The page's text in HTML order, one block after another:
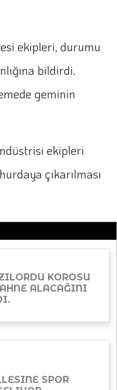
ekipleri, durumu
bildirdi.
geminin
ekipleri
çıkarılması
KOROSU
ALACAĞINI
SPOR